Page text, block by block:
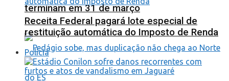
terminam em 31 de março
Receita Federal pagará lote especial de
restituição automática do Imposto de Renda
Polícia